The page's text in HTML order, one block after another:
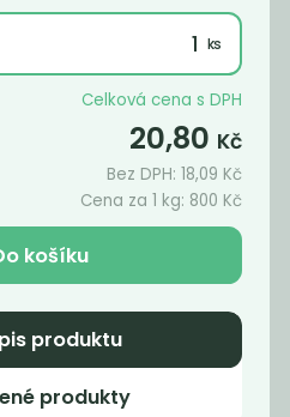
BIO Chilli
drcené
689Kč/ Kg
Novinka
Celková cena s DPH
20,80 Kč
Bez DPH:18,09 Kč
Cena za 1 kg: 800 Kč
košíku
produktu
produkty